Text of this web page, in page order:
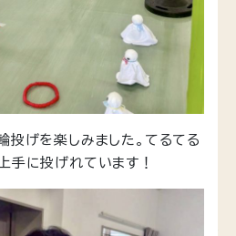
投げを楽しみました。てるてる
手に投げれています！